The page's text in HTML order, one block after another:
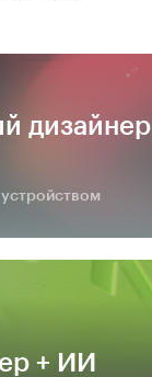
дизайнер
+ ИИ